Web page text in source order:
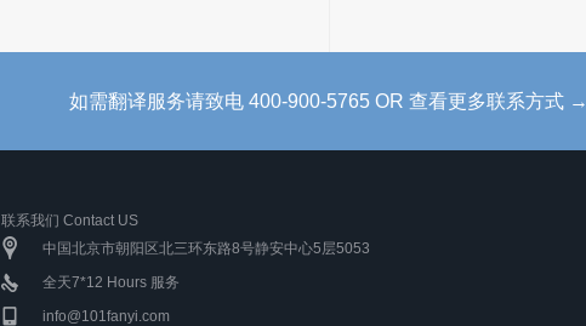
如需翻译服务请致电 400-900-5765 OR 查看更多联系方式 →
联系我们 Contact US
中国北京市朝阳区北三环东路8号静安中心5层5053
全天7*12 Hours 服务
info@101fanyi.com